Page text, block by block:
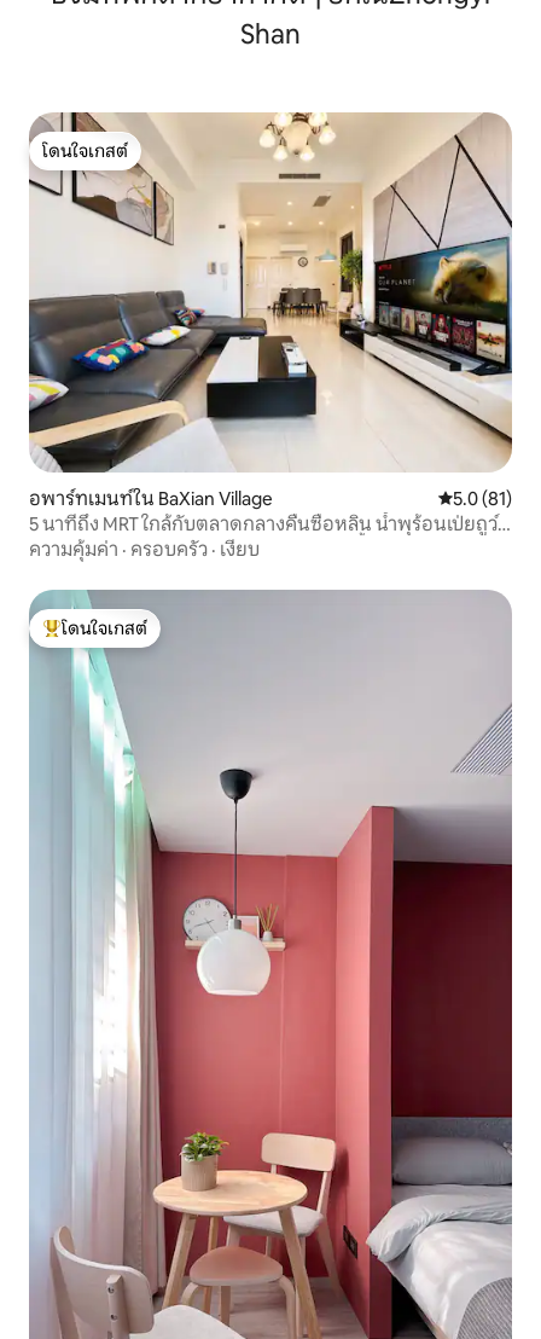
Shan
โดนใจเกสต์
โดนใจเกสต์
อพาร์ทเมนท์ใน BaXian Village คะแนนเฉลี่ย
5.0 (81)
5 นาทีถึง MRT ใกล้กับตลาดกลางคืนซือหลิน น้ำพุร้อนเป่ยถูว์
ลิฟต์ในภูเขาหยางหมิง 3 ห้องนอน 2 ห้องน้ำ สะดวกสบาย
เพดานสูง 3.6 เมตร พื้นที่กว้างขวาง
ความคุ้มค่า · ครอบครัว · เงียบ
โดนใจเกสต์ที่สุด
โดนใจเกสต์